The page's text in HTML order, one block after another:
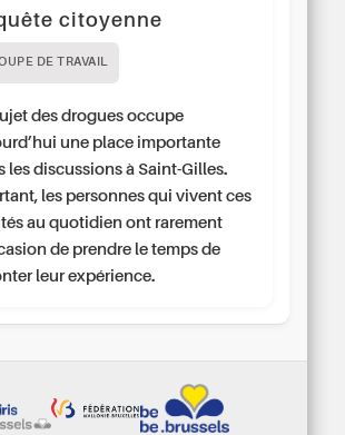
citoyenne
DE TRAVAIL
des drogues occupe
une place importante
les discussions à Saint-Gilles.
les personnes qui vivent ces
au quotidien ont rarement
de prendre le temps de
leur expérience.